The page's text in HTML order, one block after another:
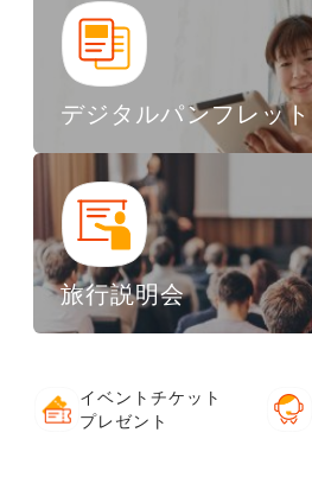
デジタルパンフレット
旅行説明会
イベントチケット
プレゼント